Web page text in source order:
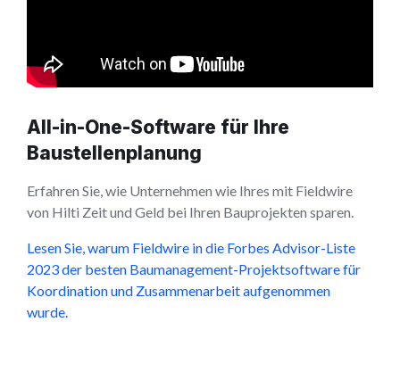
All-in-One-Software für Ihre
Baustellenplanung
Erfahren Sie, wie Unternehmen wie Ihres mit Fieldwire
von Hilti Zeit und Geld bei Ihren Bauprojekten sparen.
Lesen Sie, warum Fieldwire in die Forbes Advisor-Liste
2023 der besten Baumanagement-Projektsoftware für
Koordination und Zusammenarbeit aufgenommen
wurde.